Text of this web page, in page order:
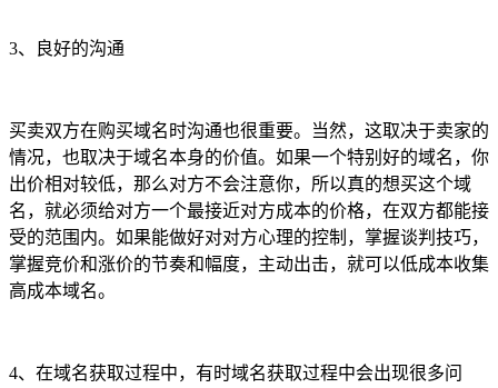
3、良好的沟通
买卖双方在购买域名时沟通也很重要。当然，这取决于卖家的
情况，也取决于域名本身的价值。如果一个特别好的域名，你
出价相对较低，那么对方不会注意你，所以真的想买这个域
名，就必须给对方一个最接近对方成本的价格，在双方都能接
受的范围内。如果能做好对对方心理的控制，掌握谈判技巧，
掌握竞价和涨价的节奏和幅度，主动出击，就可以低成本收集
高成本域名。
4、在域名获取过程中，有时域名获取过程中会出现很多问